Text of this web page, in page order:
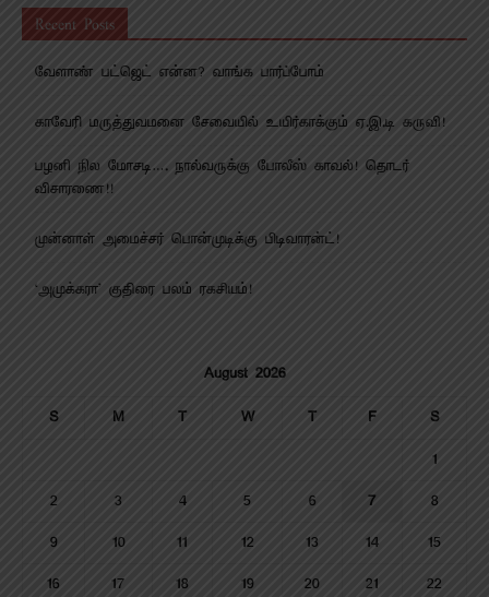
Recent Posts
வேளாண் பட்ஜெட் என்ன? வாங்க பார்ப்போம்
காவேரி மருத்துவமனை சேவையில் உயிர்காக்கும் ஏ.இ.டி கருவி!
பழனி நில மோசடி…. நால்வருக்கு போலீஸ் காவல்! தொடர்
விசாரணை!!
முன்னாள் அமைச்சர் பொன்முடிக்கு பிடிவாரன்ட்!
‘அமுக்கரா’ குதிரை பலம் ரகசியம்!
August 2026
S M T W T F S
1
2 3 4 5 6 7 8
9 10 11 12 13 14 15
16 17 18 19 20 21 22